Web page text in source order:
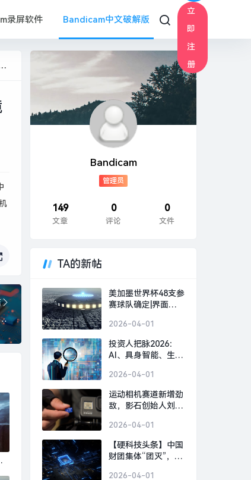
录屏软件 Bandicam中文破解版
立
即
注
册
商掀“史上最大扩产潮”|界面新闻 · 证券
Bandicam
管理员
149
文章
0
评论
0
文件
TA的新帖
美加墨世界杯48支参
赛球队确定|界面新
2026-04-01
投资人把脉2026：
AI、具身智能、生物
金超级独角兽 | 界面
预言家⑥|界面新闻 ·
科技
2026-04-01
运动相机赛道新增劲
敌，影石创始人刘靖
划”恶意挖人|界面新
闻 · 科技
2026-04-01
【硬科技头条】中国
财团集体“团灭”，英
2026-04-01